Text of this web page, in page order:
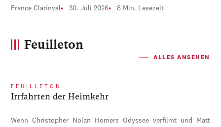
France Clarinval 30. Juli 2026 8 Min. Lesezeit
Feuilleton
ALLES ANSEHEN
FEUILLETON
Irrfahrten der Heimkehr
Wenn Christopher Nolan Homers Odyssee verfilmt und Matt